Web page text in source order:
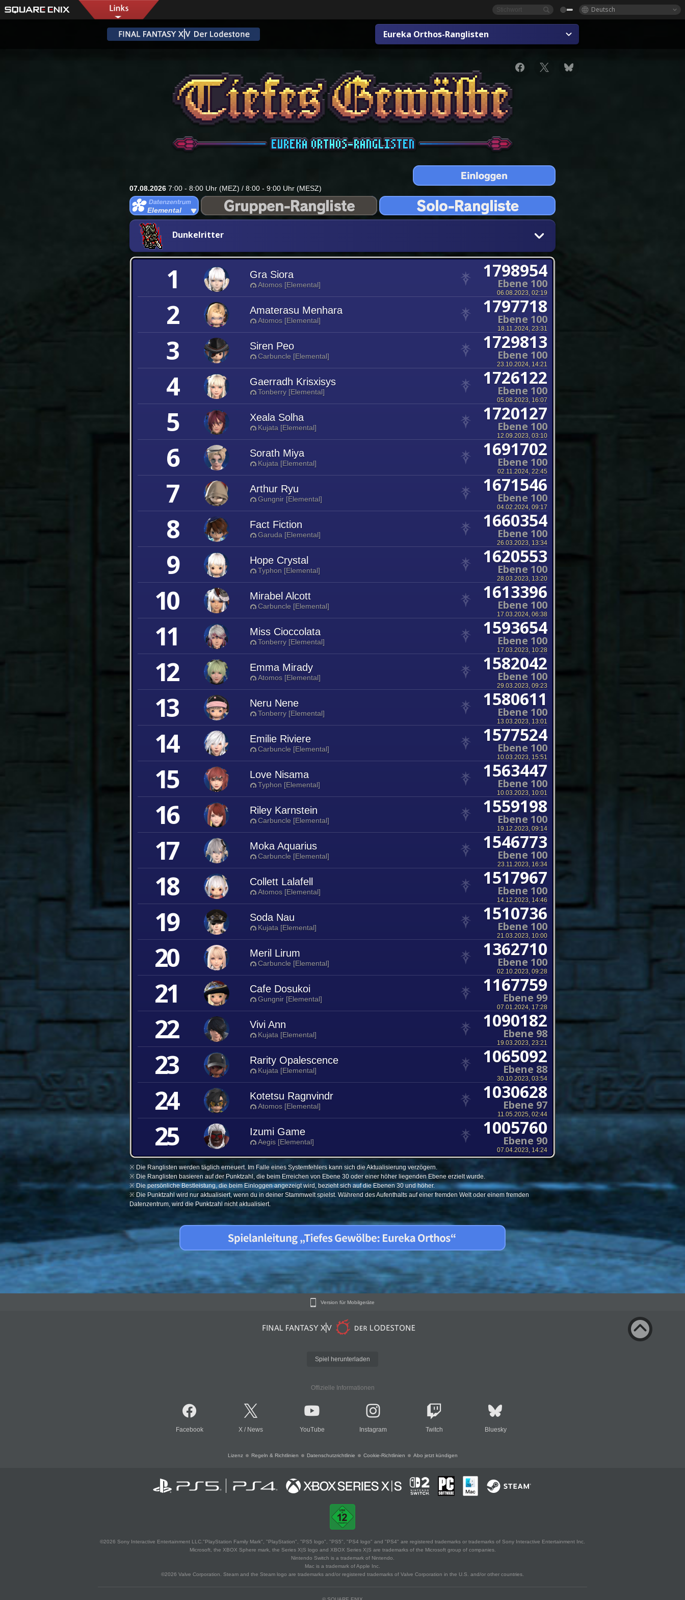
Deutsch
Eureka Orthos-Ranglisten
07.08.2026 7:00 - 8:00 Uhr (MEZ) / 8:00 - 9:00 Uhr (MESZ)
Elemental
Dunkelritter
1 Gra Siora
Atomos [Elemental]
1798954
Ebene 100
06.08.2023, 02:19
2 Amaterasu Menhara
Atomos [Elemental]
1797718
Ebene 100
18.11.2024, 23:31
3 Siren Peo
Carbuncle [Elemental]
1729813
Ebene 100
23.10.2024, 14:21
4 Gaerradh Krisxisys
Tonberry [Elemental]
1726122
Ebene 100
05.08.2023, 16:07
5 Xeala Solha
Kujata [Elemental]
1720127
Ebene 100
12.09.2023, 03:10
6 Sorath Miya
Kujata [Elemental]
1691702
Ebene 100
02.11.2024, 22:45
7 Arthur Ryu
Gungnir [Elemental]
1671546
Ebene 100
04.02.2024, 09:17
8 Fact Fiction
Garuda [Elemental]
1660354
Ebene 100
26.03.2023, 13:34
9 Hope Crystal
Typhon [Elemental]
1620553
Ebene 100
28.03.2023, 13:20
10 Mirabel Alcott
Carbuncle [Elemental]
1613396
Ebene 100
17.03.2024, 06:38
11 Miss Cioccolata
Tonberry [Elemental]
1593654
Ebene 100
17.03.2023, 10:28
12 Emma Mirady
Atomos [Elemental]
1582042
Ebene 100
29.03.2023, 09:23
13 Neru Nene
Tonberry [Elemental]
1580611
Ebene 100
13.03.2023, 13:01
14 Emilie Riviere
Carbuncle [Elemental]
1577524
Ebene 100
10.03.2023, 15:51
15 Love Nisama
Typhon [Elemental]
1563447
Ebene 100
10.03.2023, 10:01
16 Riley Karnstein
Carbuncle [Elemental]
1559198
Ebene 100
19.12.2023, 09:14
17 Moka Aquarius
Carbuncle [Elemental]
1546773
Ebene 100
23.11.2023, 16:34
18 Collett Lalafell
Atomos [Elemental]
1517967
Ebene 100
14.12.2023, 14:46
19 Soda Nau
Kujata [Elemental]
1510736
Ebene 100
21.03.2023, 10:00
20 Meril Lirum
Carbuncle [Elemental]
1362710
Ebene 100
02.10.2023, 09:28
21 Cafe Dosukoi
Gungnir [Elemental]
1167759
Ebene 99
07.01.2024, 17:28
22 Vivi Ann
Kujata [Elemental]
1090182
Ebene 98
19.03.2023, 23:21
23 Rarity Opalescence
Kujata [Elemental]
1065092
Ebene 88
30.10.2023, 03:54
24 Kotetsu Ragnvindr
Atomos [Elemental]
1030628
Ebene 97
11.05.2025, 02:44
25 Izumi Game
Aegis [Elemental]
1005760
Ebene 90
07.04.2023, 14:24
※ Die Ranglisten werden täglich erneuert. Im Falle eines Systemfehlers kann sich die Aktualisierung verzögern.
※ Die Ranglisten basieren auf der Punktzahl, die beim Erreichen von Ebene 30 oder einer höher liegenden Ebene erzielt wurde.
※ Die persönliche Bestleistung, die beim Einloggen angezeigt wird, bezieht sich auf die Ebenen 30 und höher.
※ Die Punktzahl wird nur aktualisiert, wenn du in deiner Stammwelt spielst. Während des Aufenthalts auf einer fremden Welt oder einem fremden
Datenzentrum, wird die Punktzahl nicht aktualisiert.
Version für Mobilgeräte
Spiel herunterladen
Offizielle Informationen
Facebook X / News YouTube Instagram Twitch Bluesky
Lizenz Regeln & Richtlinien Datenschutzrichtlinie Cookie-Richtlinien Abo jetzt kündigen
©2026 Sony Interactive Entertainment LLC."PlayStation Family Mark", "PlayStation", "PS5 logo", "PS5", "PS4 logo" and "PS4" are registered trademarks or trademarks of Sony Interactive Entertainment Inc.
Microsoft, the XBOX Sphere mark, the Series X|S logo and XBOX Series X|S are trademarks of the Microsoft group of companies.
Nintendo Switch is a trademark of Nintendo.
Mac is a trademark of Apple Inc.
©2026 Valve Corporation. Steam and the Steam logo are trademarks and/or registered trademarks of Valve Corporation in the U.S. and/or other countries.